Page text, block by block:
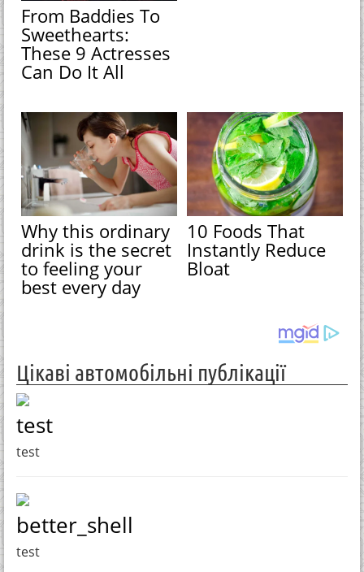
From Baddies To
Sweethearts:
These 9 Actresses
Can Do It All
Why this ordinary
drink is the secret
to feeling your
best every day
10 Foods That
Instantly Reduce
Bloat
Цікаві автомобільні публікації
test
test
better_shell
test